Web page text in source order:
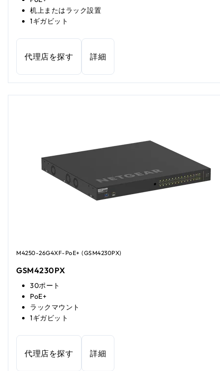
机上またはラック設置
1ギガビット
代理店を探す 詳細
M4250-26G4XF-PoE+ (GSM4230PX)
GSM4230PX
30ポート
PoE+
ラックマウント
1ギガビット
代理店を探す 詳細